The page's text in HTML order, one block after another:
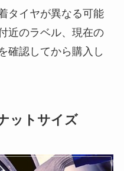
タイヤが異なる可能
近のラベル、現在の
確認してから購入し
ットサイズ